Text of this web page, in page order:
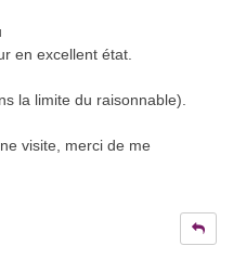
en excellent état.
la limite du raisonnable).
visite, merci de me